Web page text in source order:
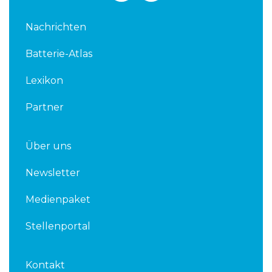
Nachrichten
Batterie-Atlas
Lexikon
Partner
Über uns
Newsletter
Medienpaket
Stellenportal
Kontakt